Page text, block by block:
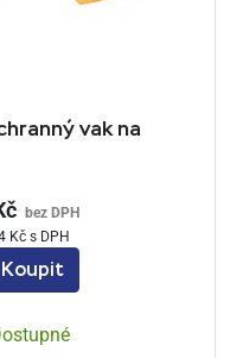
vak na
bez DPH
Kč s DPH
Koupit